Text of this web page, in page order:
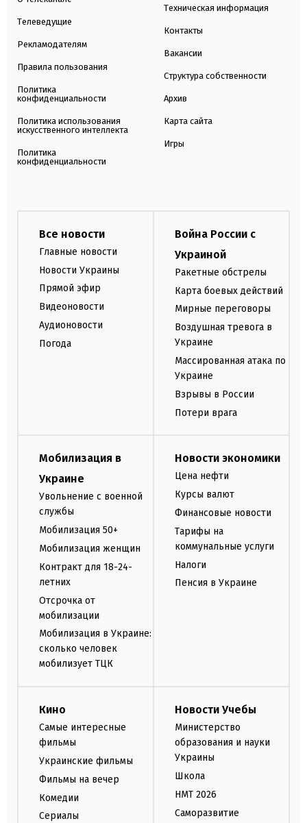
Телеведущие
Рекламодателям
Правила пользования
Политика
конфиденциальности
Политика использования
искусственного интеллекта
Политика
конфиденциальности
Техническая информация
Контакты
Вакансии
Структура собственности
Архив
Карта сайта
Игры
Все новости
Главные новости
Новости Украины
Прямой эфир
Видеоновости
Аудионовости
Погода
Война России с
Украиной
Ракетные обстрелы
Карта боевых действий
Мирные переговоры
Воздушная тревога в
Украине
Массированная атака по
Украине
Взрывы в России
Потери врага
Мобилизация в
Украине
Увольнение с военной
службы
Мобилизация 50+
Мобилизация женщин
Контракт для 18-24-
летних
Отсрочка от
мобилизации
Мобилизация в Украине:
сколько человек
мобилизует ТЦК
Новости экономики
Цена нефти
Курсы валют
Финансовые новости
Тарифы на
коммунальные услуги
Налоги
Пенсия в Украине
Кино
Самые интересные
фильмы
Украинские фильмы
Фильмы на вечер
Комедии
Сериалы
Новости Учебы
Министерство
образования и науки
Украины
Школа
НМТ 2026
Саморазвитие